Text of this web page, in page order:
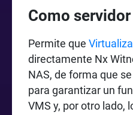
Como
Permite que
directamente Nx
NAS, de forma que
para garantizar un
VMS y, por otro lado,